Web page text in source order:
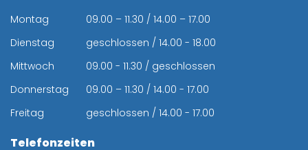
Montag
09.00 – 11.30 / 14.00 – 17.00
Dienstag
geschlossen / 14.00 - 18.00
Mittwoch
09.00 - 11.30 / geschlossen
Donnerstag
09.00 – 11.30 / 14.00 - 17.00
Freitag
geschlossen / 14.00 - 17.00
Telefonzeiten